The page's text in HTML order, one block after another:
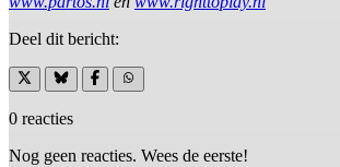
Deel dit bericht:
0 reacties
Nog geen reacties. Wees de eerste!